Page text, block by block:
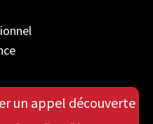
un appel découverte